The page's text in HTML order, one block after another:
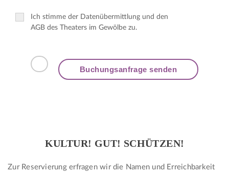
Ich stimme der Datenübermittlung und den
AGB des Theaters im Gewölbe zu.
KULTUR! GUT! SCHÜTZEN!
Zur Reservierung erfragen wir die Namen und Erreichbarkeit